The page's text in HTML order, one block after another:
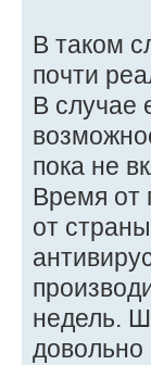
В таком
почти
В случае
пока не
Время от
от
недель.
довольно